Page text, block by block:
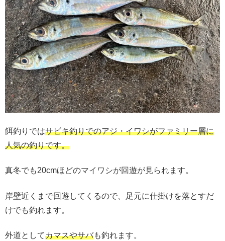
餌釣りではサビキ釣りでのアジ・イワシがファミリー層に
人気の釣りです。
真冬でも20cmほどのマイワシが回遊が見られます。
岸壁近くまで回遊してくるので、足元に仕掛けを落とすだ
けでも釣れます。
外道としてカマスやサバも釣れます。